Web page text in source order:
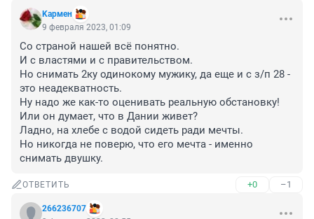
Kармен
9 февраля 2023, 01:09
Со страной нашей всё понятно.
И с властями и с правительством.
Но снимать 2ку одинокому мужику, да еще и с з/п 28 -
это неадекватность.
Ну надо же как-то оценивать реальную обстановку!
Или он думает, что в Дании живет?
Ладно, на хлебе с водой сидеть ради мечты.
Но никогда не поверю, что его мечта - именно
снимать двушку.
ОТВЕТИТЬ +0 –1
266236707